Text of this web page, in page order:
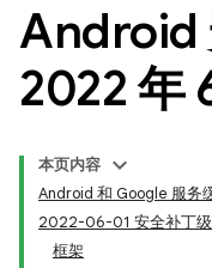
Android
2022 年
本页内容
Android 和 Google 服务
2022-06-01 安全补丁
框架